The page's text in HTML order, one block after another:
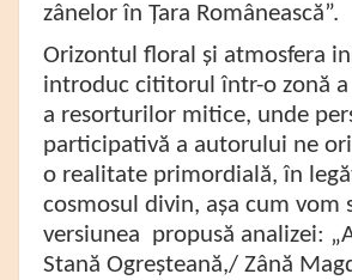
zânelor în Țara Românească”.
Orizontul floral și atmosfera
introduc cititorul într-o zonă
a resorturilor mitice, unde
participativă a autorului ne
o realitate primordială, în
cosmosul divin, așa cum vom
versiunea propusă analizei:
Stană Ogreșteană,/ Zână